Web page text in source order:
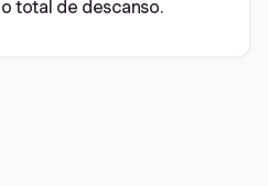
total de descanso.